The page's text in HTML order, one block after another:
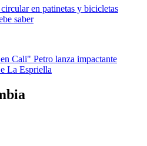
en patinetas y bicicletas
saber
Cali" Petro lanza impactante
La Espriella